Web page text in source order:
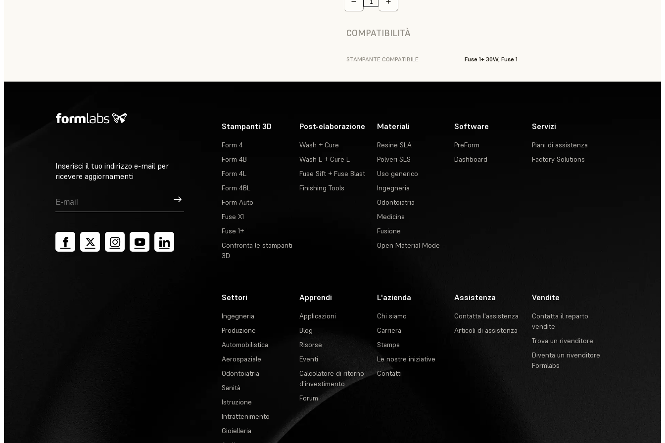
COMPATIBILITÀ
STAMPANTE COMPATIBILE Fuse 1+ 30W, Fuse 1
Inserisci il tuo indirizzo e-mail per
ricevere aggiornamenti
Registrati
Stampanti 3D
Form 4
Form 4B
Form 4L
Form 4BL
Form Auto
Fuse X1
Fuse 1+
Confronta le stampanti
3D
Post-elaborazione
Wash + Cure
Wash L + Cure L
Fuse Sift + Fuse Blast
Finishing Tools
Materiali
Resine SLA
Polveri SLS
Uso generico
Ingegneria
Odontoiatria
Medicina
Fusione
Open Material Mode
Software
PreForm
Dashboard
Servizi
Piani di assistenza
Factory Solutions
Settori
Ingegneria
Produzione
Automobilistica
Aerospaziale
Odontoiatria
Sanità
Istruzione
Intrattenimento
Gioielleria
Apprendi
Applicazioni
Blog
Risorse
Eventi
Calcolatore di ritorno
d'investimento
Forum
L'azienda
Chi siamo
Carriera
Stampa
Le nostre iniziative
Contatti
Assistenza
Contatta l'assistenza
Articoli di assistenza
Vendite
Contatta il reparto
vendite
Trova un rivenditore
Diventa un rivenditore
Formlabs